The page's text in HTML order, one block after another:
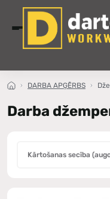
DARBA APĢĒRBS
Darba